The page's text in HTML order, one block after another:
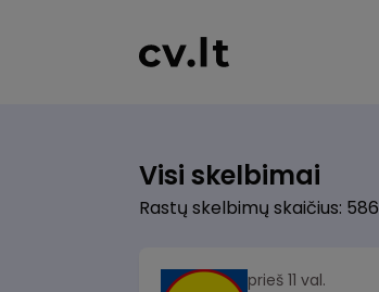
Visi skelbimai
Rastų skelbimų skaičius: 586
prieš 11 val.